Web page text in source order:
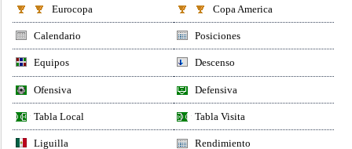
Eurocopa Copa America
Calendario Posiciones
Equipos Descenso
Ofensiva Defensiva
Tabla Local Tabla Visita
Liguilla Rendimiento